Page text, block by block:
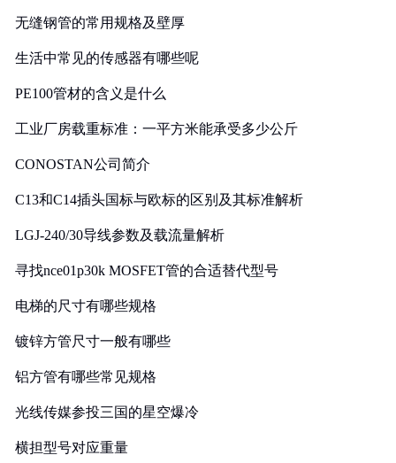
无缝钢管的常用规格及壁厚
生活中常见的传感器有哪些呢
PE100管材的含义是什么
工业厂房载重标准：一平方米能承受多少公斤
CONOSTAN公司简介
C13和C14插头国标与欧标的区别及其标准解析
LGJ-240/30导线参数及载流量解析
寻找nce01p30k MOSFET管的合适替代型号
电梯的尺寸有哪些规格
镀锌方管尺寸一般有哪些
铝方管有哪些常见规格
光线传媒参投三国的星空爆冷
横担型号对应重量